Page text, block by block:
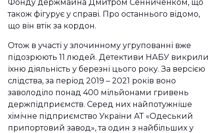
Фонду держмайна Дмитром Сенниченком, що
також фігурує у справі. Про останнього відомо,
що він втік за кордон.
Отож в участі у злочинному угрупованні вже
підозрюють 11 людей. Детективи НАБУ викрили
їхню діяльність у березні цього року. За версією
слідства, за період 2019 – 2021 років воно
заволоділо понад 400 мільйонами гривень
держпідприємств. Серед них найпотужніше
хімічне підприємство України АТ «Одеський
припортовий завод», та один з найбільших у